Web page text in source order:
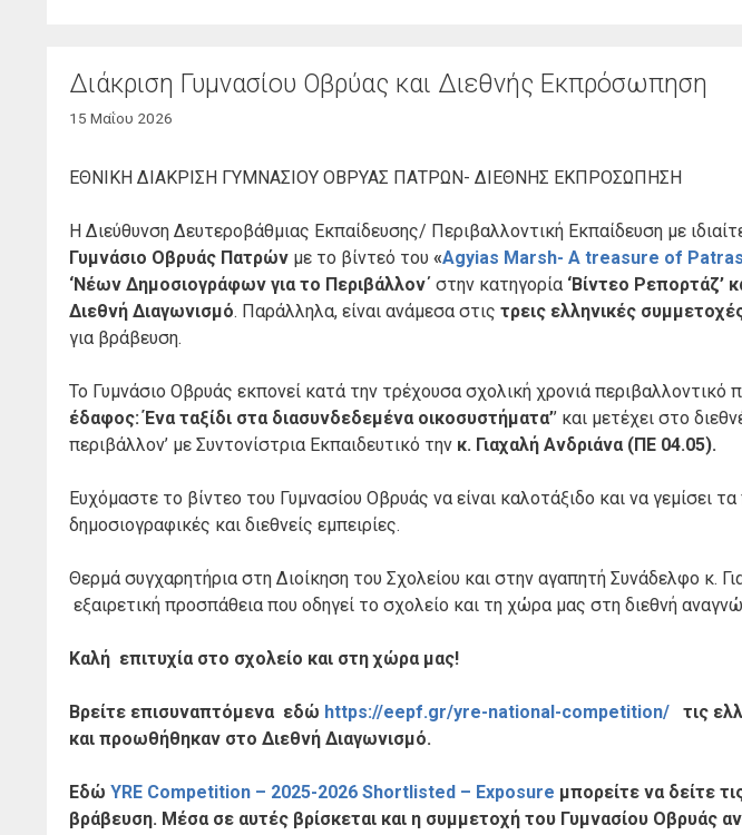
Διάκριση Γυμνασίου Οβρύας και Διεθνής Εκπρόσωπηση
15 Μαΐου 2026
ΕΘΝΙΚΗ ΔΙΑΚΡΙΣΗ ΓΥΜΝΑΣΙΟΥ ΟΒΡΥΑΣ ΠΑΤΡΩΝ- ΔΙΕΘΝΗΣ ΕΚΠΡΟΣΩΠΗΣΗ
Η Διεύθυνση Δευτεροβάθμιας Εκπαίδευσης/ Περιβαλλοντική Εκπαίδευση με
Γυμνάσιο Οβρυάς Πατρών με το βίντεό του «Agyias Marsh- A treasure of Patras
‘Νέων Δημοσιογράφων για το Περιβάλλον΄ στην κατηγορία ‘Βίντεο Ρεπορτάζ’
Διεθνή Διαγωνισμό. Παράλληλα, είναι ανάμεσα στις τρεις ελληνικές
για βράβευση.
Το Γυμνάσιο Οβρυάς εκπονεί κατά την τρέχουσα σχολική χρονιά περιβαλλοντικό
έδαφος: Ένα ταξίδι στα διασυνδεδεμένα οικοσυστήματα’’ και μετέχει στο
περιβάλλον’ με Συντονίστρια Εκπαιδευτικό την κ. Γιαχαλή Ανδριάνα (ΠΕ 04.05).
Ευχόμαστε το βίντεο του Γυμνασίου Οβρυάς να είναι καλοτάξιδο και να γεμίσει
δημοσιογραφικές και διεθνείς εμπειρίες.
Θερμά συγχαρητήρια στη Διοίκηση του Σχολείου και στην αγαπητή Συνάδελφο κ.
εξαιρετική προσπάθεια που οδηγεί το σχολείο και τη χώρα μας στη διεθνή
Καλή επιτυχία στο σχολείο και στη χώρα μας!
Βρείτε επισυναπτόμενα εδώ https://eepf.gr/yre-national-competition/
τις
και προωθήθηκαν στο Διεθνή Διαγωνισμό.
Εδώ YRE Competition – 2025-2026 Shortlisted – Exposure μπορείτε να δείτε
βράβευση. Μέσα σε αυτές βρίσκεται και η συμμετοχή του Γυμνασίου Οβρυάς